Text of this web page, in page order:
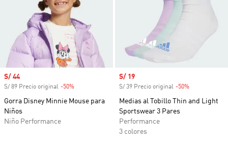
Precio de venta
S/ 44
S/ 89 Precio original -50%
Gorra Disney Minnie Mouse para
Niños
Niño Performance
Precio de venta
S/ 19
S/ 39 Precio original -50%
Medias al Tobillo Thin and Light
Sportswear 3 Pares
Performance
3 colores